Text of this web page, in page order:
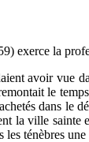
exerce la
avoir vue
le
dans le
la ville sainte
ténèbres